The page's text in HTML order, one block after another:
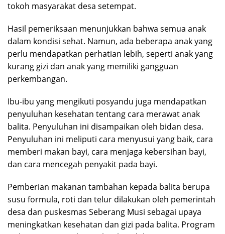
tokoh masyarakat desa setempat.
Hasil pemeriksaan menunjukkan bahwa semua anak
dalam kondisi sehat. Namun, ada beberapa anak yang
perlu mendapatkan perhatian lebih, seperti anak yang
kurang gizi dan anak yang memiliki gangguan
perkembangan.
Ibu-ibu yang mengikuti posyandu juga mendapatkan
penyuluhan kesehatan tentang cara merawat anak
balita. Penyuluhan ini disampaikan oleh bidan desa.
Penyuluhan ini meliputi cara menyusui yang baik, cara
memberi makan bayi, cara menjaga kebersihan bayi,
dan cara mencegah penyakit pada bayi.
Pemberian makanan tambahan kepada balita berupa
susu formula, roti dan telur dilakukan oleh pemerintah
desa dan puskesmas Seberang Musi sebagai upaya
meningkatkan kesehatan dan gizi pada balita. Program